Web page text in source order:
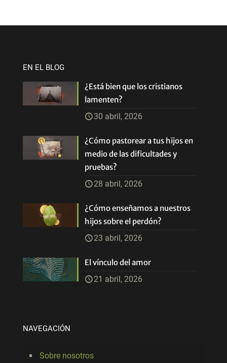
EN EL BLOG
¿Está bien que los cristianos
lamenten?
30 abril, 2026
¿Cómo pastorear a tus hijos en
medio de las dificultades y
pruebas?
28 abril, 2026
¿Cómo enseñamos a nuestros
hijos sobre el perdón?
23 abril, 2026
El vínculo del amor
21 abril, 2026
NAVEGACIÓN
Sobre nosotros